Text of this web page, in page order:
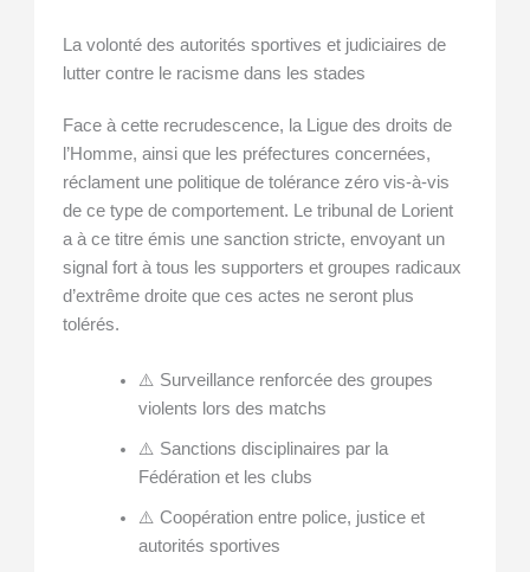
La volonté des autorités sportives et judiciaires de
lutter contre le racisme dans les stades
Face à cette recrudescence, la Ligue des droits de
l’Homme, ainsi que les préfectures concernées,
réclament une politique de tolérance zéro vis-à-vis
de ce type de comportement. Le tribunal de Lorient
a à ce titre émis une sanction stricte, envoyant un
signal fort à tous les supporters et groupes radicaux
d’extrême droite que ces actes ne seront plus
tolérés.
⚠️ Surveillance renforcée des groupes
violents lors des matchs
⚠️ Sanctions disciplinaires par la
Fédération et les clubs
⚠️ Coopération entre police, justice et
autorités sportives